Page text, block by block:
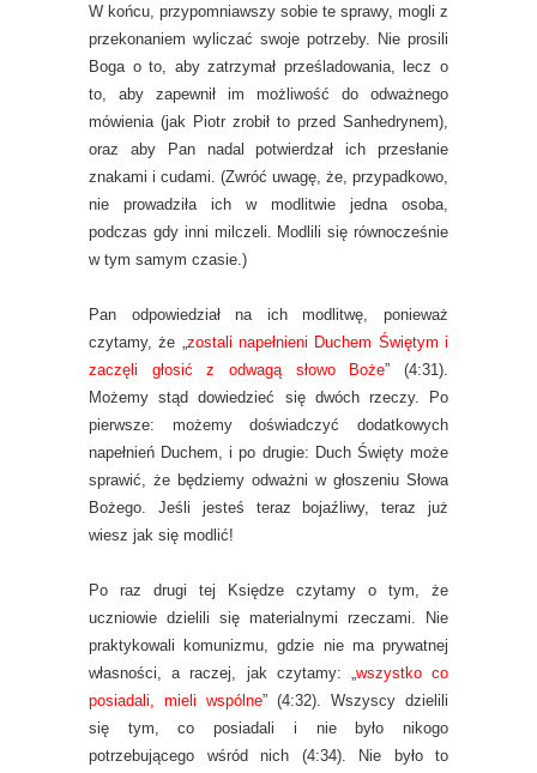
W końcu, przypomniawszy sobie te sprawy, mogli z
przekonaniem wyliczać swoje potrzeby. Nie prosili
Boga o to, aby zatrzymał prześladowania, lecz o
to, aby zapewnił im możliwość do odważnego
mówienia (jak Piotr zrobił to przed Sanhedrynem),
oraz aby Pan nadal potwierdzał ich przesłanie
znakami i cudami. (Zwróć uwagę, że, przypadkowo,
nie prowadziła ich w modlitwie jedna osoba,
podczas gdy inni milczeli. Modlili się równocześnie
w tym samym czasie.)
Pan odpowiedział na ich modlitwę, ponieważ
czytamy, że „zostali napełnieni Duchem Świętym i
zaczęli głosić z odwagą słowo Boże” (4:31).
Możemy stąd dowiedzieć się dwóch rzeczy. Po
pierwsze: możemy doświadczyć dodatkowych
napełnień Duchem, i po drugie: Duch Święty może
sprawić, że będziemy odważni w głoszeniu Słowa
Bożego. Jeśli jesteś teraz bojaźliwy, teraz już
wiesz jak się modlić!
Po raz drugi tej Księdze czytamy o tym, że
uczniowie dzielili się materialnymi rzeczami. Nie
praktykowali komunizmu, gdzie nie ma prywatnej
własności, a raczej, jak czytamy: „wszystko co
posiadali, mieli wspólne” (4:32). Wszyscy dzielili
się tym, co posiadali i nie było nikogo
potrzebującego wśród nich (4:34). Nie było to